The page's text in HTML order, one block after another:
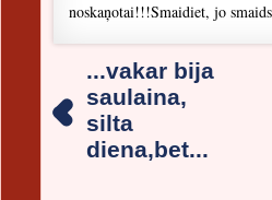
noskaņotai!!!Smaidiet, jo
...vakar bija
saulaina,
silta
diena,bet...